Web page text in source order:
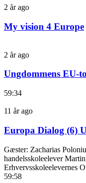
2 år ago
My vision 4 Europe
2 år ago
Ungdommens EU-
59:34
11 år ago
Europa Dialog (6)
Gæster: Zacharias
handelsskoleelever
Erhvervsskoleelevernes
59:58